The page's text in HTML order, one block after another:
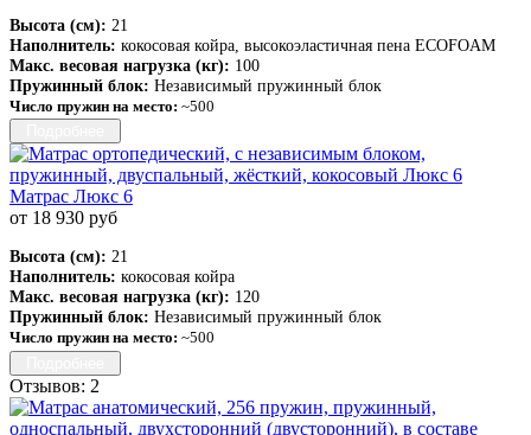
Высота (см): 21
Наполнитель: кокосовая койра, высокоэластичная пена ECOFOAM
Макс. весовая нагрузка (кг): 100
Пружинный блок: Независимый пружинный блок
Число пружин на место: ~500
Матрас Люкс 6
от 18 930 руб
Высота (см): 21
Наполнитель: кокосовая койра
Макс. весовая нагрузка (кг): 120
Пружинный блок: Независимый пружинный блок
Число пружин на место: ~500
Отзывов: 2